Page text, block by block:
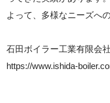
よって、多様なニーズへ
石田ボイラー工業有限会社
https://www.ishida-